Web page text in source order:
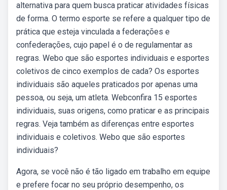
alternativa para quem busca praticar atividades físicas
de forma. O termo esporte se refere a qualquer tipo de
prática que esteja vinculada a federações e
confederações, cujo papel é o de regulamentar as
regras. Webo que são esportes individuais e esportes
coletivos de cinco exemplos de cada? Os esportes
individuais são aqueles praticados por apenas uma
pessoa, ou seja, um atleta. Webconfira 15 esportes
individuais, suas origens, como praticar e as principais
regras. Veja também as diferenças entre esportes
individuais e coletivos. Webo que são esportes
individuais?
Agora, se você não é tão ligado em trabalho em equipe
e prefere focar no seu próprio desempenho, os